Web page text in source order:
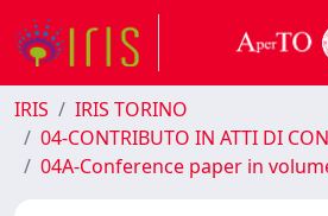
IRIS
IRIS TORINO
04-CONTRIBUTO IN ATTI DI
04A-Conference paper in